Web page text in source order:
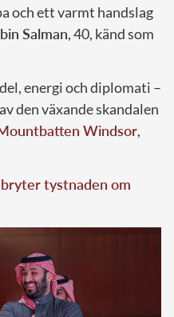
och ett varmt handslag
Salman, 40, känd som
energi och diplomati –
den växande skandalen
Windsor,
tystnaden om